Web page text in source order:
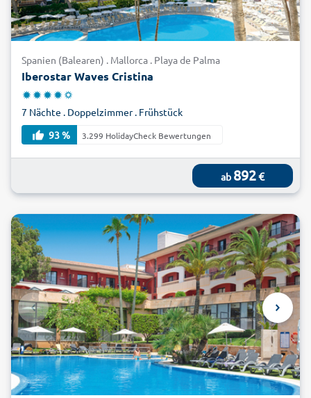
lohnenswert. Beide Tropfsteinhöhlen befinden sich in der
Nähe von Porto Cristo und beeindrucken mit einem
unterirdischen See und den farbenprächtigen Stalagmiten
jetzt Ihren Lastminute-Urlaub auf Mallorca mit alltours
traumhaft preiswert!
Spanien (Balearen) . Mallorca . Playa de Palma
Iberostar Waves Cristina
7 Nächte . Doppelzimmer . Frühstück
93 %
3.299 HolidayCheck Bewertungen
ab 892€